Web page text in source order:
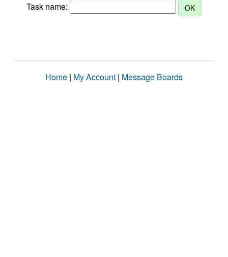
Task name:
Home | My Account | Message Boards